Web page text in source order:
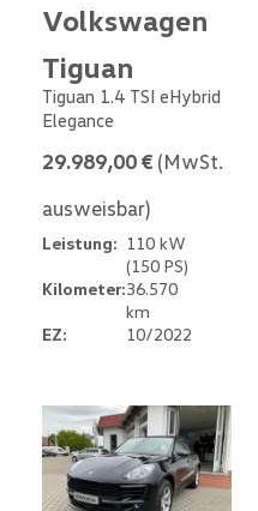
Volkswagen
Tiguan
Tiguan 1.4 TSI eHybrid
Elegance
29.989,00 € (MwSt.
ausweisbar)
Leistung: 110 kW
(150 PS)
Kilometer:36.570
km
EZ:
10/2022